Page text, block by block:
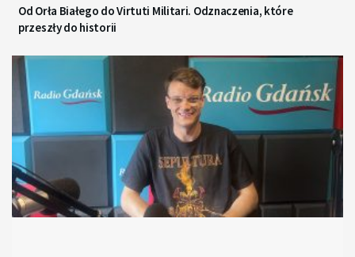
Od Orła Białego do Virtuti Militari. Odznaczenia, które
przeszły do historii